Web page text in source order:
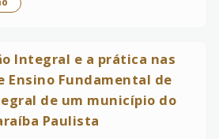
Integral e a prática nas
Ensino Fundamental de
de um município do
Paulista